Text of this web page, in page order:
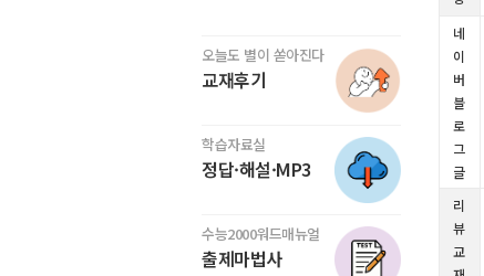
오늘도 별이 쏟아진다
교재후기
학습자료실
정답·해설·MP3
수능2000워드매뉴얼
출제마법사
네
이
버
블
로
그
글
리
뷰
교